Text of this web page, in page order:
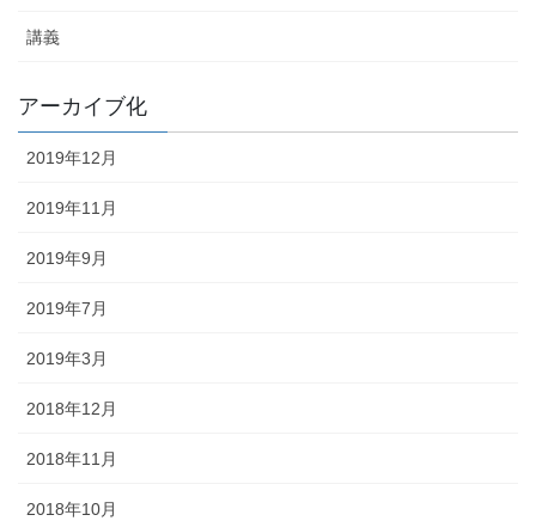
講義
アーカイブ化
2019年12月
2019年11月
2019年9月
2019年7月
2019年3月
2018年12月
2018年11月
2018年10月